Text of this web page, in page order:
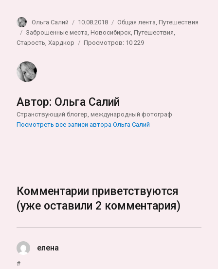
Автор
Ольга Салий Опубликовано
10.08.2018 Рубрики
Общая лента ,Путешествия
Метки
Заброшенные места ,Новосибирск ,Путешествия
Старость ,Хардкор Просмотров: 10 229
Автор: Ольга Салий
Странствующий блогер, международный фотограф
Посмотреть все записи автора Ольга Салий
Комментарии приветствуются
(уже оставили 2 комментария)
елена
#